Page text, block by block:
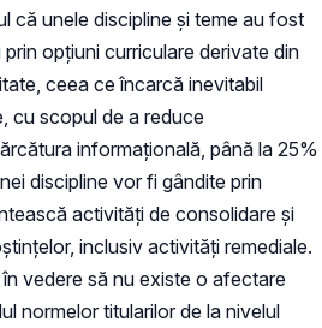
că unele discipline și teme au fost
prin opțiuni curriculare derivate din
ceea ce încarcă inevitabil
cu scopul de a reduce
informațională, până la 25%
discipline vor fi gândite prin
activități de consolidare și
inclusiv activități remediale.
vedere să nu existe o afectare
normelor titularilor de la nivelul